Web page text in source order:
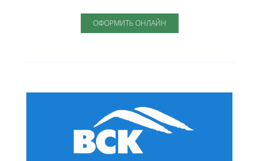
ОФОРМИТЬ ОНЛАЙН